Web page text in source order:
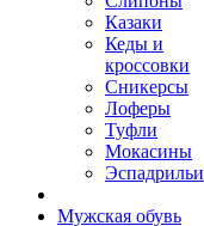
Казаки
Кеды и
кроссовки
Сникерсы
Лоферы
Туфли
Мокасины
Эспадрильи
Мужская обувь